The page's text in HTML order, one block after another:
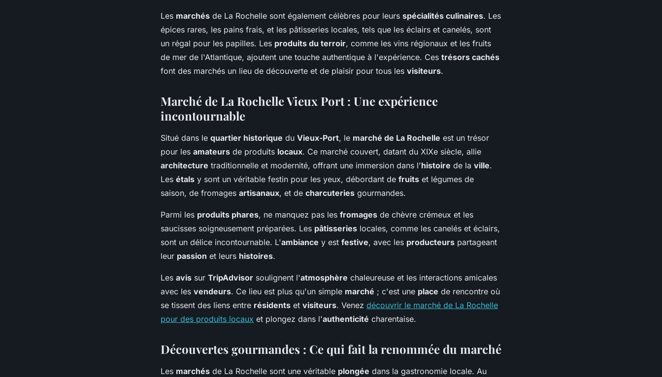
Les marchés de La Rochelle sont également célèbres pour leurs spécialités culinaires. Les
épices rares, les pains frais, et les pâtisseries locales, tels que les éclairs et canelés, sont
un régal pour les papilles. Les produits du terroir, comme les vins régionaux et les fruits
de mer de l'Atlantique, ajoutent une touche authentique à l'expérience. Ces trésors cachés
font des marchés un lieu de découverte et de plaisir pour tous les visiteurs.
Marché de La Rochelle Vieux Port : Une expérience
incontournable
Situé dans le quartier historique du Vieux-Port, le marché de La Rochelle est un trésor
pour les amateurs de produits locaux. Ce marché couvert, datant du XIXe siècle, allie
architecture traditionnelle et modernité, offrant une immersion dans l'histoire de la ville.
Les étals y sont un véritable festin pour les yeux, débordant de fruits et légumes de
saison, de fromages artisanaux, et de charcuteries gourmandes.
Parmi les produits phares, ne manquez pas les fromages de chèvre crémeux et les
saucisses soigneusement préparées. Les pâtisseries locales, comme les canelés et éclairs,
sont un délice incontournable. L'ambiance y est festive, avec les producteurs partageant
leur passion et leurs histoires.
Les avis sur TripAdvisor soulignent l'atmosphère chaleureuse et les interactions amicales
avec les vendeurs. Ce lieu est plus qu'un simple marché ; c'est une place de rencontre où
se tissent des liens entre résidents et visiteurs. Venez découvrir le marché de La Rochelle
pour des produits locaux et plongez dans l'authenticité charentaise.
Découvertes gourmandes : Ce qui fait la renommée du marché
Les marchés de La Rochelle sont une véritable plongée dans la gastronomie locale. Au